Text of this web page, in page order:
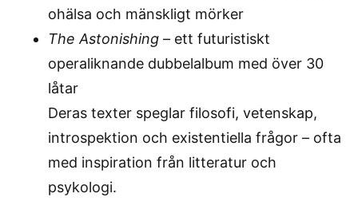
ohälsa och mänskligt mörker
The Astonishing – ett futuristiskt
operaliknande dubbelalbum med över 30
låtar
Deras texter speglar filosofi, vetenskap,
introspektion och existentiella frågor – ofta
med inspiration från litteratur och
psykologi.